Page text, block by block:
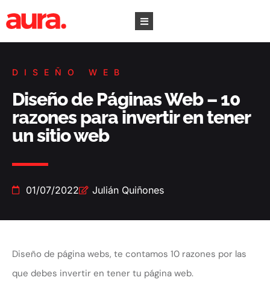
DISEÑO WEB
Diseño de Páginas Web – 10
razones para invertir en tener
un sitio web
01/07/2022 Julián Quiñones
Diseño de página webs, te contamos 10 razones por las
que debes invertir en tener tu página web.